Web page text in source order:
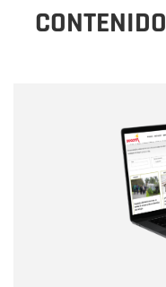
Correo
Tipo de